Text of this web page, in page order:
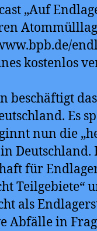
„Auf
kostenlos
beschäftigt
Es
nun die
für
Teilgebiete“
als
Abfälle in